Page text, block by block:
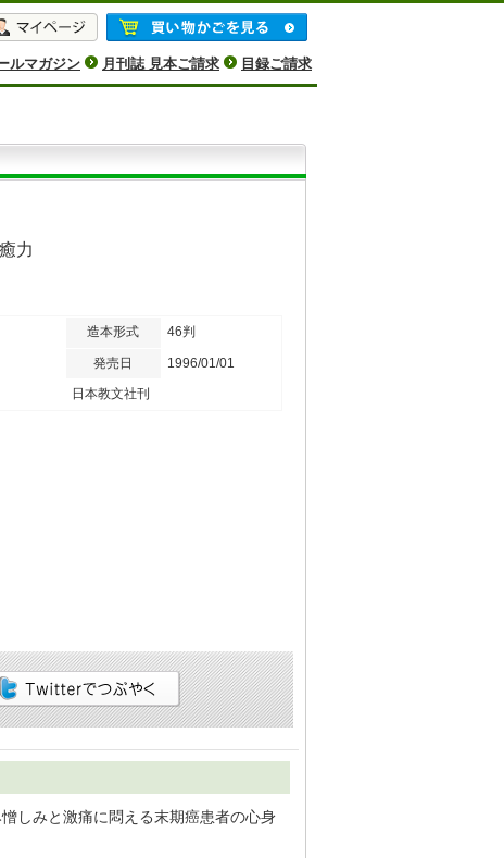
ルマガジン 月刊誌 見本ご請求 目録ご請求
力
造本形式 46判
発売日
1996/01/01
日本教文社刊
しみと激痛に悶える末期癌患者の心身